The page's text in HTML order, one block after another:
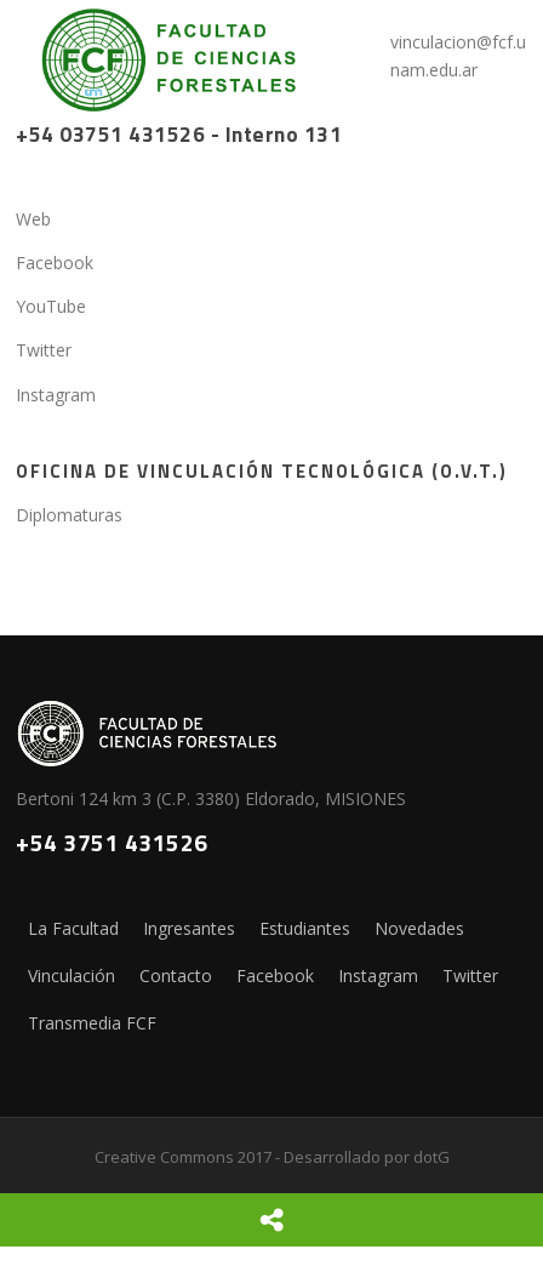
vinculacion@fcf.u
nam.edu.ar
+54 03751 431526 - Interno 131
Web
Facebook
YouTube
Twitter
Instagram
OFICINA DE VINCULACIÓN TECNOLÓGICA (O.V.T.)
Diplomaturas
Bertoni 124 km 3 (C.P. 3380) Eldorado, MISIONES
+54 3751 431526
La Facultad Ingresantes Estudiantes Novedades
Vinculación Contacto Facebook Instagram Twitter
Transmedia FCF
Creative Commons 2017 - Desarrollado por dotG